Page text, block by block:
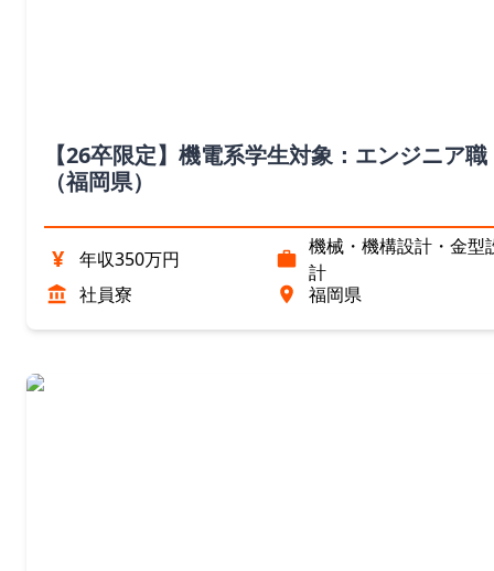
【26卒限定】機電系学生対象：エンジニア職
（福岡県）
¥ 年収350万円
機械・機構設計・金型
計
社員寮
福岡県